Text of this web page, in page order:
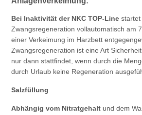
Bei Inaktivität der NKC TOP-Line startet
Zwangsregeneration vollautomatisch am
einer Verkeimung im Harzbett
Zwangsregeneration ist eine Art
nur dann stattfindet, wenn durch die
durch Urlaub keine Regeneration
Salzfüllung
Abhängig vom Nitratgehalt und dem